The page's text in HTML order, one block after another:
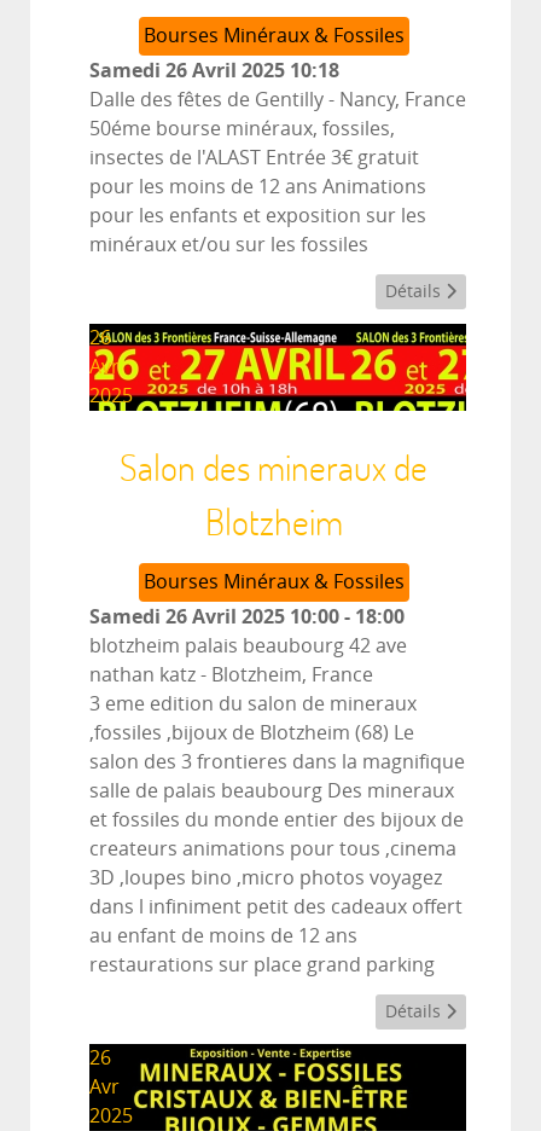
Bourses Minéraux & Fossiles
Samedi 26 Avril 2025 10:18
Dalle des fêtes de Gentilly - Nancy, France
50éme bourse minéraux, fossiles,
insectes de l'ALAST Entrée 3€ gratuit
pour les moins de 12 ans Animations
pour les enfants et exposition sur les
minéraux et/ou sur les fossiles
Détails
26
Avr
2025
Salon des mineraux de
Blotzheim
Bourses Minéraux & Fossiles
Samedi 26 Avril 2025 10:00- 18:00
blotzheim palais beaubourg 42 ave
nathan katz - Blotzheim, France
3 eme edition du salon de mineraux
,fossiles ,bijoux de Blotzheim (68) Le
salon des 3 frontieres dans la magnifique
salle de palais beaubourg Des mineraux
et fossiles du monde entier des bijoux de
createurs animations pour tous ,cinema
3D ,loupes bino ,micro photos voyagez
dans l infiniment petit des cadeaux offert
au enfant de moins de 12 ans
restaurations sur place grand parking
Détails
26
Avr
2025